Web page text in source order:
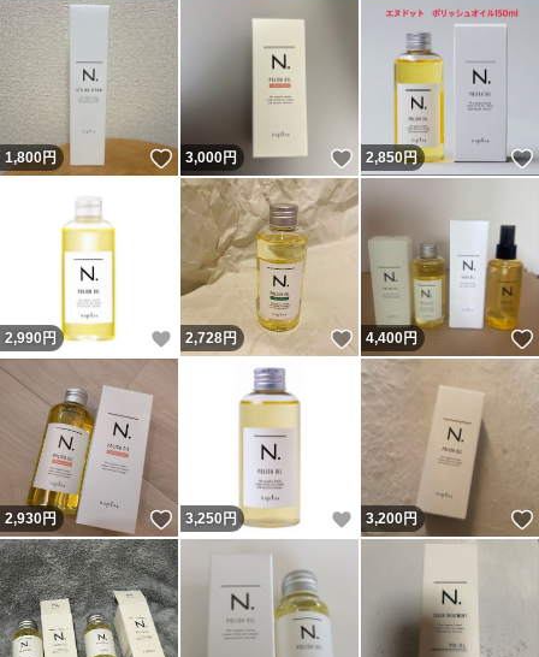
1,800円 いいね！
3,000円 いいね！
2,850円
2,990 円 いいね！
2,728円 いいね！
4,400円
2,930円 いいね！
3,250 円 いいね！
3,200円